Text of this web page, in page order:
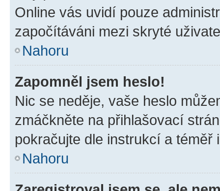
Online vás uvidí pouze
započítáváni mezi skryté
Nahoru
Zapomněl jsem heslo!
Nic se neděje, vaše heslo
zmáčkněte na přihlašovací
pokračujte dle instrukcí a téměř
Nahoru